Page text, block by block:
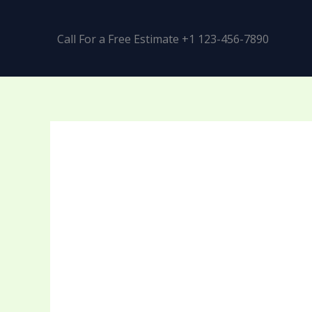
Call For a Free Estimate +1 123-456-7890